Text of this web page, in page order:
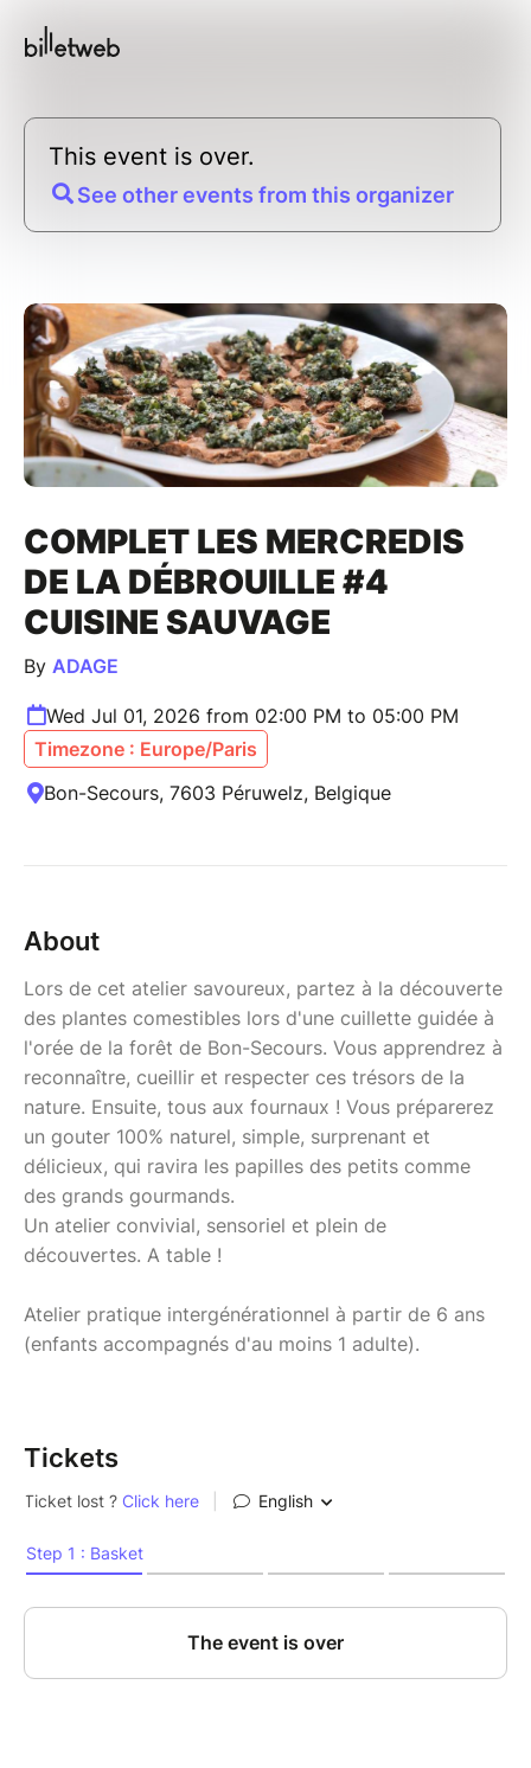
This event is over.
See other events from this organizer
COMPLET LES MERCREDIS
DE LA DÉBROUILLE #4
CUISINE SAUVAGE
By ADAGE
Wed Jul 01, 2026 from 02:00 PM to 05:00 PM
Timezone : Europe/Paris
Bon-Secours, 7603 Péruwelz, Belgique
About
Lors de cet atelier savoureux, partez à la découverte
des plantes comestibles lors d'une cuillette guidée à
l'orée de la forêt de Bon-Secours. Vous apprendrez à
reconnaître, cueillir et respecter ces trésors de la
nature. Ensuite, tous aux fournaux ! Vous préparerez
un gouter 100% naturel, simple, surprenant et
délicieux, qui ravira les papilles des petits comme
des grands gourmands.
Un atelier convivial, sensoriel et plein de
découvertes. A table !
Atelier pratique intergénérationnel à partir de 6 ans
(enfants accompagnés d'au moins 1 adulte).
Tickets